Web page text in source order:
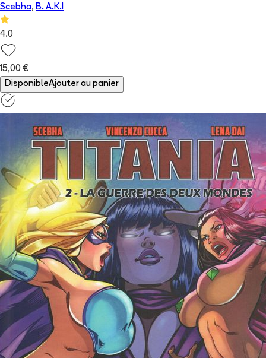
Scebha, B. A.K.I
4.0
15,00 €
DisponibleAjouter au panier